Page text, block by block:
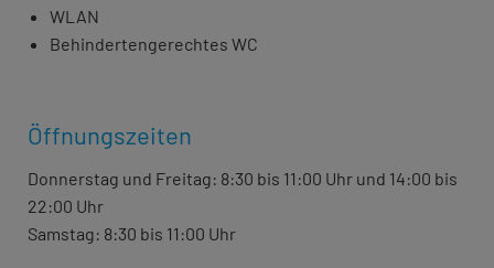
WLAN
Behindertengerechtes WC
Öffnungszeiten
Donnerstag und Freitag: 8:30 bis 11:00 Uhr und 14:00 bis
22:00 Uhr
Samstag: 8:30 bis 11:00 Uhr